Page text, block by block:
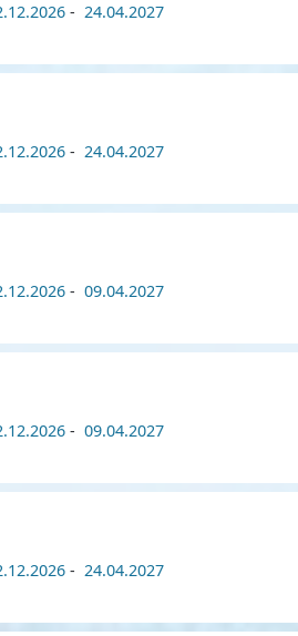
- 24.04.2027
- 24.04.2027
- 09.04.2027
- 09.04.2027
- 24.04.2027